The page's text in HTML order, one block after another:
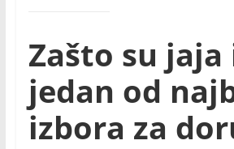
Zašto su
jedan od
izbora za